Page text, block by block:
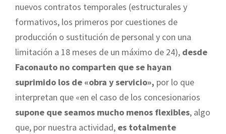
nuevos contratos temporales (estructurales y
formativos, los primeros por cuestiones de
producción o sustitución de personal y con una
limitación a 18 meses de un máximo de 24), desde
Faconauto no comparten que se hayan
suprimido los de «obra y servicio», por lo que
interpretan que «en el caso de los concesionarios
supone que seamos mucho menos flexibles, algo
que, por nuestra actividad, es totalmente